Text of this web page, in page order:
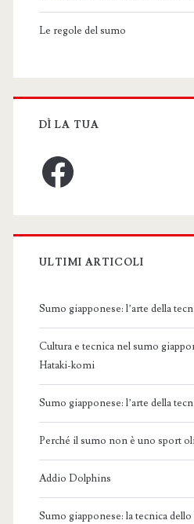
Le regole del sumo
DÌ LA TUA
Facebook
ULTIMI ARTICOLI
Sumo giapponese: l’arte della
Cultura e tecnica nel sumo
Hataki-komi
Sumo giapponese: l’arte della
Perché il sumo non è uno sport
Addio Dolphins
Sumo giapponese: la tecnica